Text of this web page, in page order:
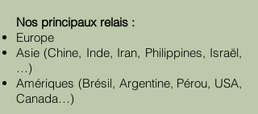
Nos principaux relais :
Europe
Asie (Chine, Inde, Iran, Philippines, Israël,
…)
Amériques (Brésil, Argentine, Pérou, USA,
Canada…)